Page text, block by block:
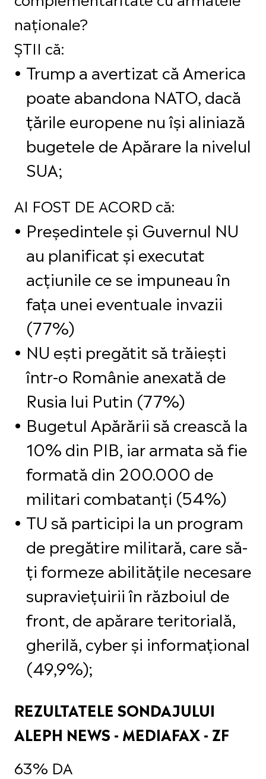
naționale?
ȘTII că:
Trump a avertizat că America
poate abandona NATO, dacă
țările europene nu își aliniază
bugetele de Apărare la nivelul
SUA;
AI FOST DE ACORD că:
Președintele și Guvernul NU
au planificat și executat
acțiunile ce se impuneau în
fața unei eventuale invazii
(77%)
NU ești pregătit să trăiești
într-o Românie anexată de
Rusia lui Putin (77%)
Bugetul Apărării să crească la
10% din PIB, iar armata să fie
formată din 200.000 de
militari combatanți (54%)
TU să participi la un program
de pregătire militară, care să-
ți formeze abilitățile necesare
supraviețuirii în războiul de
front, de apărare teritorială,
gherilă, cyber și informațional
(49,9%);
REZULTATELE SONDAJULUI
ALEPH NEWS - MEDIAFAX - ZF
63% DA